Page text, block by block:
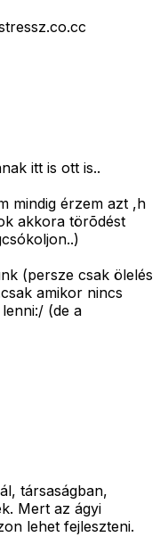
itt is ott is..
mindig érzem azt ,h
akkora törõdést
(persze csak ölelés
amikor nincs
(de a
társaságban,
Mert az ágyi
lehet fejleszteni.